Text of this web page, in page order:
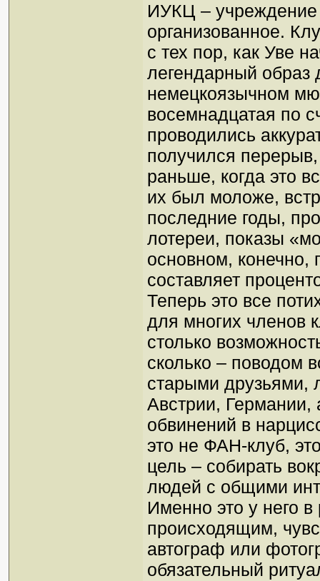
ИУКЦ – учреждение
организованное.
с тех пор, как Уве
легендарный образ
немецкоязычном
восемнадцатая по
проводились
получился
раньше, когда это
их был моложе,
последние годы,
лотереи, показы
основном, конечно,
составляет
Теперь это все
для многих членов
столько
сколько – поводом
старыми друзьями,
Австрии, Германии,
обвинений в
это не ФАН-клуб,
цель – собирать
людей с общими
Именно это у него
происходящим,
автограф или
обязательный